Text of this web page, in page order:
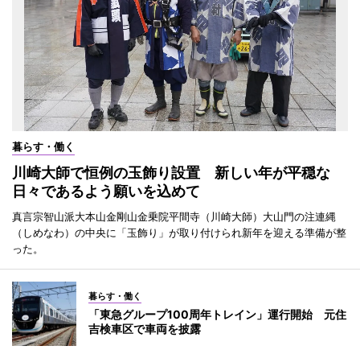
暮らす・働く
川崎大師で恒例の玉飾り設置 新しい年が平穏な
日々であるよう願いを込めて
真言宗智山派大本山金剛山金乗院平間寺（川崎大師）大山門の注連縄
（しめなわ）の中央に「玉飾り」が取り付けられ新年を迎える準備が整
った。
暮らす・働く
「東急グループ100周年トレイン」運行開始 元住
吉検車区で車両を披露